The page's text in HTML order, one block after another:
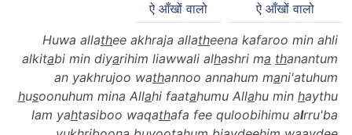
ऐ आँखों वालो
ऐ आँखों वालो
Huwa allathee akhraja allatheena kafaroo min ahli
alkitabi min diyarihim liawwali alhashri ma thanantum
an yakhrujoo wathannoo annahum mani'atuhum
husoonuhum mina Allahi faatahumu Allahu min haythu
lam yahtasiboo waqathafa fee quloobihimu alrru'ba